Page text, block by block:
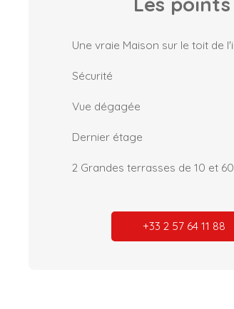
Une vraie Maison sur le toit de
Sécurité
Vue dégagée
Dernier étage
2 Grandes terrasses de 10 et
+33 2 57 64 11 88